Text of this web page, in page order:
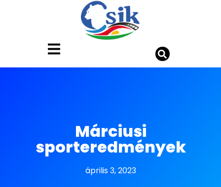
Márciusi
sporteredmények
április 3, 2023